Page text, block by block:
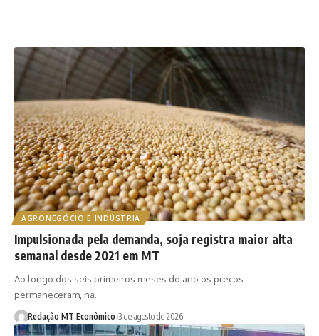
AGRONEGÓCIO E INDÚSTRIA
Impulsionada pela demanda, soja registra maior alta
semanal desde 2021 em MT
Ao longo dos seis primeiros meses do ano os preços
permaneceram, na…
Redação MT Econômico 3 de agosto de 2026